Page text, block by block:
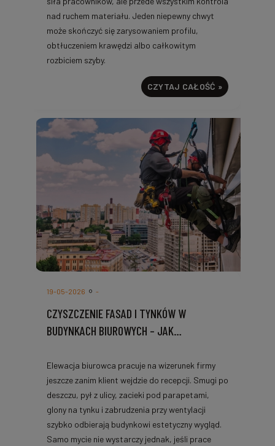
nad ruchem materiału. Jeden niepewny chwyt
może skończyć się zarysowaniem profilu,
obtłuczeniem krawędzi albo całkowitym
rozbiciem szyby.
CZYTAJ CAŁOŚĆ »
19-05-2026 -
CZYSZCZENIE FASAD I TYNKÓW W
BUDYNKACH BIUROWYCH – JAK
ELEWACYJNE?
Elewacja biurowca pracuje na wizerunek firmy
jeszcze zanim klient wejdzie do recepcji. Smugi po
deszczu, pył z ulicy, zacieki pod parapetami,
glony na tynku i zabrudzenia przy wentylacji
szybko odbierają budynkowi estetyczny wygląd.
Samo mycie nie wystarczy jednak, jeśli prace